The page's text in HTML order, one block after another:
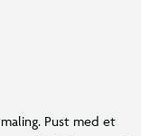
Pust med et